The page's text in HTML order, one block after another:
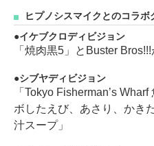
ヒプノシスマイクとのコラボ
イケブクロディビジョン
「焼肉黒5」とBuster
シブヤディビジョン
「Tokyo Fisherman’s
ボしたえび、あさり、かき
汁スープ」